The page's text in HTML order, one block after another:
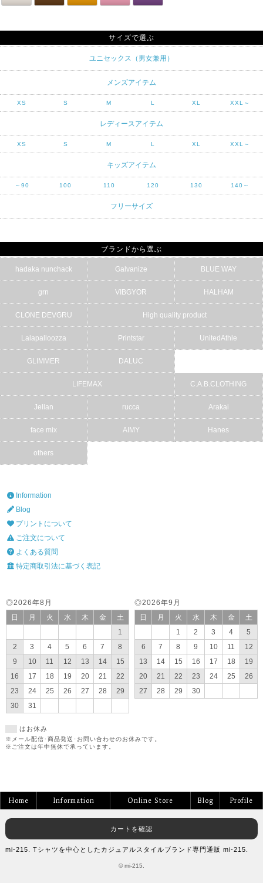
サイズで選ぶ
ユニセックス（男女兼用）
メンズアイテム
XS S M L XL XXL～
レディースアイテム
XS S M L XL XXL～
キッズアイテム
～90 100 110 120 130 140～
フリーサイズ
ブランドから選ぶ
hadaka nunchack Galvanize BLUE WAY
grn VIBGYOR HALHAM
CLONE DEVGRU High quality product
Lalapalloozza Printstar UnitedAthle
GLIMMER DALUC
LIFEMAX C.A.B.CLOTHING
Jellan rucca Arakai
face mix AIMY Hanes
others
Information
Blog
プリントについて
ご注文について
よくある質問
特定商取引法に基づく表記
◎2026年9月
日
月 火 水 木 金
土
1
2 3 4
5
6
7 8 9 10 11
12
13
14 15 16 17 18
19
20
21 22 23 24 25
26
27
28 29 30
◎2026年8月
日
月 火 水 木 金
土
1
2
3 4 5 6 7
8
9
10 11 12 13 14
15
16
17 18 19 20 21
22
23
24 25 26 27 28
29
30
31
はお休み
※メール配信･商品発送･お問い合わせのお休みです。
※ご注文は年中無休で承っています。
Home Information Online Store Blog Profile
カートを確認
mi-215. Tシャツを中心としたカジュアルスタイルブランド専門通販 mi-215.
© mi-215.